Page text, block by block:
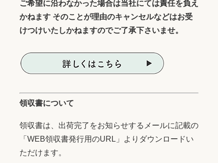
ご希望に沿わなかった場合は当社にては責任を負え
かねます そのことが理由のキャンセルなどはお受
けつけいたしかねますのでご了承下さいませ。
領収書について
領収書は、出荷完了をお知らせするメールに記載の
「WEB領収書発行用のURL」よりダウンロードい
ただけます。